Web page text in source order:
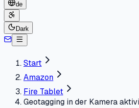
de
Dark
Start
Amazon
Fire Tablet
Geotagging in der Kamera